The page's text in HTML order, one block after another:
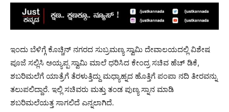
ಇಂದು ಬೆಳಿಗ್ಗೆ ಕೊಚ್ಚಿನ್ ನಗರದ ಸುಬ್ರಮಣ್ಯ ಸ್ವಾಮಿ ದೇವಾಲಯದಲ್ಲಿ ವಿಶೇಷ
ಪೂಜೆ ಸಲ್ಲಿಸಿ ಅಯ್ಯಪ್ಪ ಸ್ವಾಮಿ ಮಾಲೆ ಧರಿಸಿದ ಕೇಂದ್ರ ಸಚಿವ ಹೆಚ್ ಡಿಕೆ,
ಶಬರಿಮಲೆಗೆ ಯಾತ್ರೆಗೆ ತೆರಳುತ್ತಿದ್ದು ಮಧ್ಯಾಹ್ನದ ಹೊತ್ತಿಗೆ ಪಂಪಾ ನದಿ ತೀರವನ್ನು
ತಲುಪಲಿದ್ದಾರೆ. ಇಲ್ಲಿ ಸಚಿವರು ಮತ್ತು ತಂಡ ಪುಣ್ಯ ಸ್ನಾನ ಮಾಡಿ
ಶಬರಿಮಲೆಯತ್ತ ಸಾಗಲಿದೆ ಎನ್ನಲಾಗಿದೆ.